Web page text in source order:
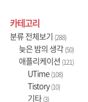
카테고리
분류 전체보기 (288)
늦은 밤의 생각 (50)
애플리케이션 (121)
UTime (108)
Tistory(10)
기타(3)